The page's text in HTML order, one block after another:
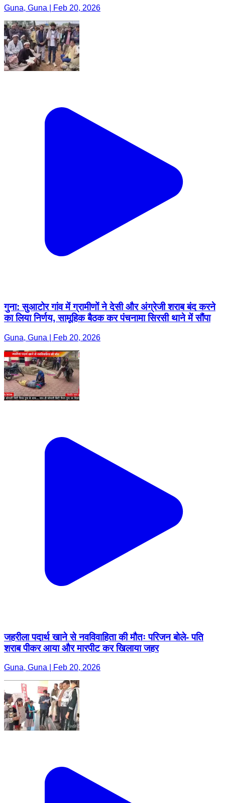
Guna, Guna | Feb 20, 2026
गुना: सुआटोर गांव में ग्रामीणों ने देसी और अंग्रेजी शराब बंद करने
का लिया निर्णय, सामूहिक बैठक कर पंचनामा सिरसी थाने में सौंपा
Guna, Guna | Feb 20, 2026
जहरीला पदार्थ खाने से नवविवाहिता की मौतः परिजन बोले- पति
शराब पीकर आया और मारपीट कर खिलाया जहर
Guna, Guna | Feb 20, 2026